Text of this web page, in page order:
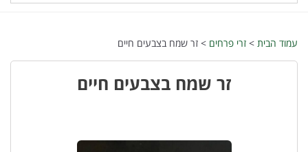
עמוד הבית > זרי פרחים > זר שמח בצבעים חיים
זר שמח בצבעים חיים